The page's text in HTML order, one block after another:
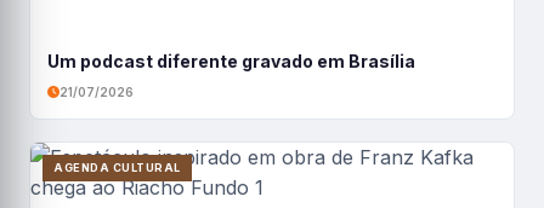
Um podcast diferente gravado em Brasília
21/07/2026
AGENDA CULTURAL